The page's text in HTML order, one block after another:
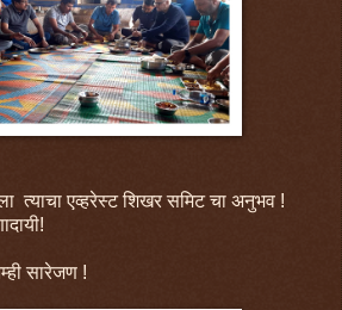
त्याचा एव्हरेस्ट शिखर समिट चा अनुभव !
सारेजण !